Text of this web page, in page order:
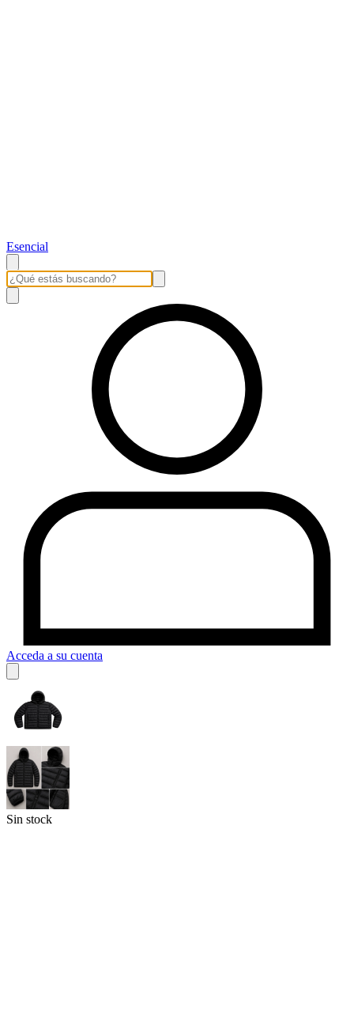
Esencial
Acceda a su cuenta
Sin stock